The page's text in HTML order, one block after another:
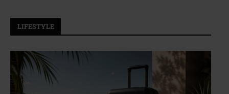
LIFESTYLE